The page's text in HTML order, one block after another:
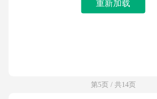
重新加载
第5页 / 共14页